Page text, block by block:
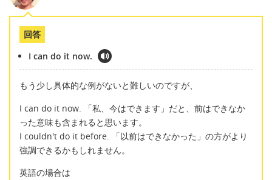
回答
I can do it now.
もう少し具体的な例がないと難しいのですが、
I can do it now. 「私、今はできます」だと、前はできなか
った意味も含まれると思います。
I couldn't do it before. 「以前はできなかった」の方がより
強調できるかもしれません。
英語の場合は